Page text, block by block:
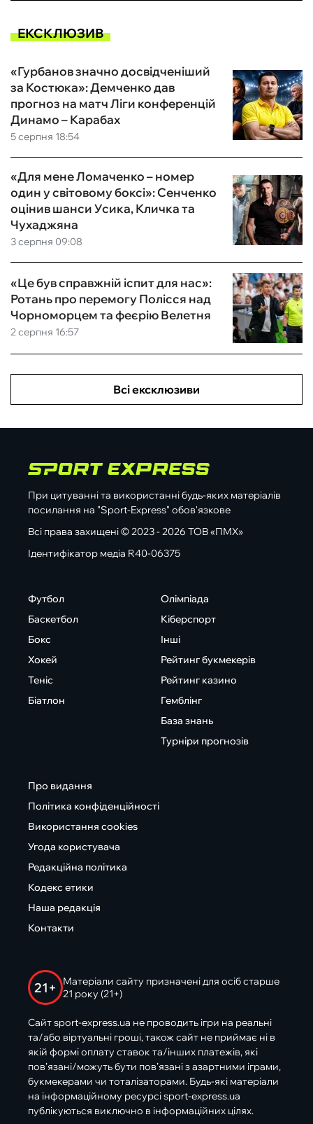
ЕКСКЛЮЗИВ
5 серпня 18:54
«Гурбанов значно досвідченіший
за Костюка»: Демченко дав
прогноз на матч Ліги конференцій
Динамо – Карабах
3 серпня 09:08
«Для мене Ломаченко – номер
один у світовому боксі»: Сенченко
оцінив шанси Усика, Кличка та
Чухаджяна
2 серпня 16:57
«Це був справжній іспит для нас»:
Ротань про перемогу Полісся над
Чорноморцем та феєрію Велетня
Всі ексклюзиви
При цитуванні та використанні будь-яких матеріалів
посилання на "Sport-Express" обов'язкове
Всі права захищені © 2023 - 2026 ТОВ «ПМХ»
Ідентифікатор медіа R40-06375
Футбол
Баскетбол
Бокс
Хокей
Теніс
Біатлон
Олімпіада
Кіберспорт
Інші
Рейтинг букмекерів
Рейтинг казино
Гемблінг
База знань
Турніри прогнозів
Про видання
Політика конфіденційності
Використання cookies
Угода користувача
Редакційна політика
Кодекс етики
Наша редакція
Контакти
21+
Матеріали сайту призначені для осіб старше
21 року (21+)
Сайт sport-express.ua не проводить ігри на реальні
та/або віртуальні гроші, також сайт не приймає ні в
якій формі оплату ставок та/інших платежів, які
пов’язані/можуть бути пов’язані з азартними іграми,
букмекерами чи тоталізаторами. Будь-які матеріали
на інформаційному ресурсі sport-express.ua
публікуються виключно в інформаційних цілях.